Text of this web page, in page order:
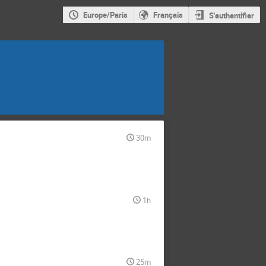
Europe/Paris Français S'authentifier
30m
1h
25m